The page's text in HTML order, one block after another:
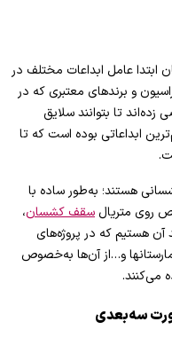
ابتدا عامل ابداعات مختلف در
و برندهای معتبری که در
تا بتوانند سلایق
ابداعاتی بوده است که تا
هستند؛ به‌طور ساده با
روی متریال سقف کشسان،
هستیم که در پروژه‌های
اداری تا پروژه‌های بزرگ‌تر مانند مدارس و بیمارستان‎ها و…از آن‌ها به‌خصوص
می‌کنند.
سه‌بعدی